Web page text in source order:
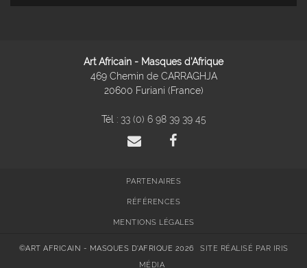
Art Africain - Masques d'Afrique
469 Chemin de CARRAGHJA
20600 Furiani (France)
Tél : 33 (0) 6 98 39 39 45
PARTENAIRES
RÉFÉRENCES
MENTIONS LÉGALES
©ART AFRICAIN - MASQUES D'AFRIQUE 2026
SITE RÉALISÉ PAR IRIS
MÉDIA